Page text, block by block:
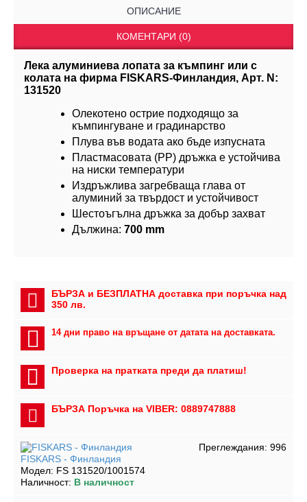
ОПИСАНИЕ
КОМЕНТАРИ (0)
Лека алуминиева лопата за къмпинг или с
колата на фирма FISKARS-Финландия, Арт. N:
131520
Олекотено острие подходящо за
къмпингуване и градинарство
Плува във водата ако бъде изпусната
Пластмасовата (PP) дръжка е устойчива
на ниски температури
Издръжлива загребваща глава от
алуминий за твърдост и устойчивост
Шестоъгълна дръжка за добър захват
Дължина: 700 mm
БЪРЗА и БЕЗПЛАТНА доставка при поръчка над
350 лв.
14 дни право на връщане от датата на доставката.
Проверка на пратката преди да платиш!
БЪРЗА Поръчка на VIBER: 0889747888
Преглеждания: 996
FISKARS - Финландия
Модел: FS 131520/1001574
Наличност: В наличност